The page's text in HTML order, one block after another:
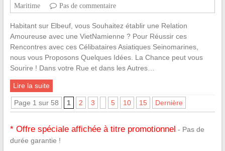
Maritime
Pas de commentaire
Habitant sur Elbeuf, vous Souhaitez établir une Relation
Amoureuse avec une VietNamienne ? Pour Réussir ces
Rencontres avec ces Célibataires Asiatiques Seinomarines,
nous vous Proposons Quelques Idées. La Chance peut vous
Sourire ! Dans votre Rue et dans les Autres…
Lire la suite
Page 1 sur 58 1 2 3 5 10 15 Dernière
* Offre spéciale affichée à titre promotionnel - Pas de
durée garantie !